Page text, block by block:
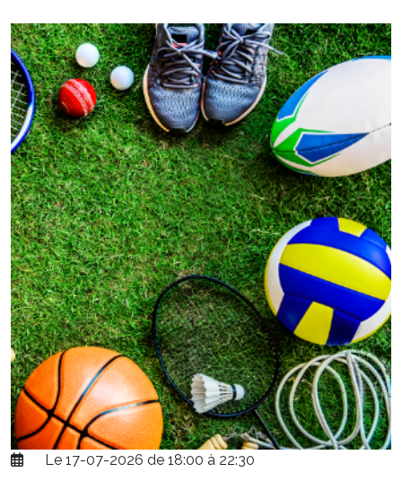
Le 17-07-2026 de 18:00 à 22:30